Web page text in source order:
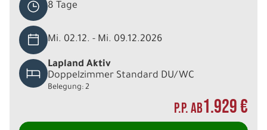
8 Tage
Mi. 02.12. - Mi. 09.12.2026
Lapland Aktiv
Doppelzimmer Standard DU/WC
Belegung: 2
P.P. AB1.929 €